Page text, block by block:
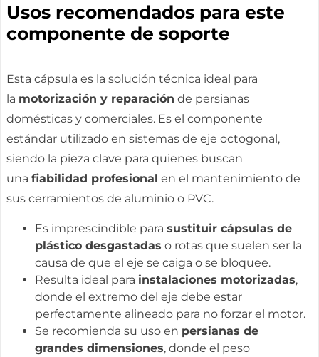
Usos recomendados para este
componente de soporte
Esta cápsula es la solución técnica ideal para
la motorización y reparación de persianas
domésticas y comerciales. Es el componente
estándar utilizado en sistemas de eje octogonal,
siendo la pieza clave para quienes buscan
unafiabilidad profesional en el mantenimiento de
sus cerramientos de aluminio o PVC.
Es imprescindible parasustituir cápsulas de
plástico desgastadas o rotas que suelen ser la
causa de que el eje se caiga o se bloquee.
Resulta ideal para instalaciones motorizadas,
donde el extremo del eje debe estar
perfectamente alineado para no forzar el motor.
Se recomienda su uso en persianas de
grandes dimensiones, donde el peso